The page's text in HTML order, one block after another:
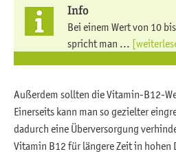
Info
Bei einem Wert von 10
spricht man ...
Außerdem sollten die Vitamin-B12-
Einerseits kann man so gezielter
dadurch eine Überversorgung
Vitamin B12 für längere Zeit in hohen